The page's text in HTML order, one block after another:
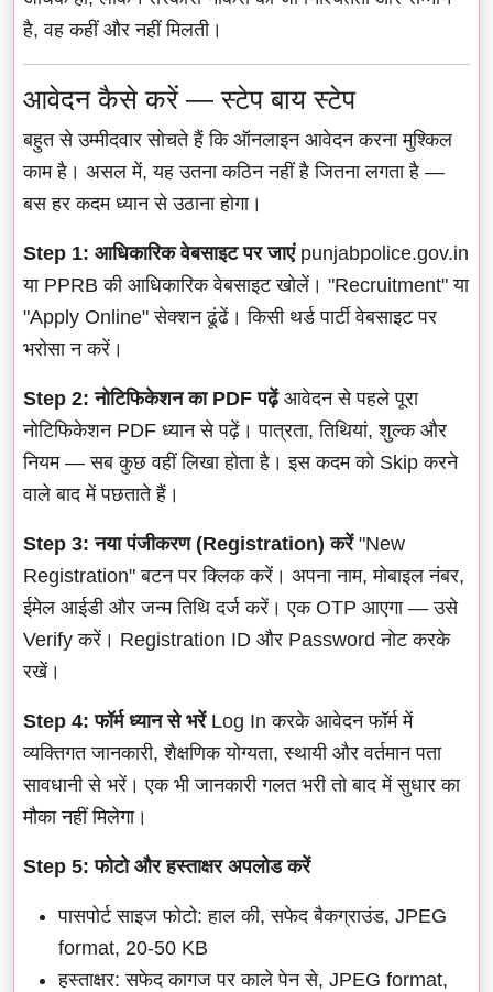
है, वह कहीं और नहीं मिलती।
आवेदन कैसे करें — स्टेप बाय स्टेप
बहुत से उम्मीदवार सोचते हैं कि ऑनलाइन आवेदन करना मुश्किल
काम है। असल में, यह उतना कठिन नहीं है जितना लगता है —
बस हर कदम ध्यान से उठाना होगा।
Step 1: आधिकारिक वेबसाइट पर जाएंpunjabpolice.gov.in
या PPRB की आधिकारिक वेबसाइट खोलें। "Recruitment" या
"Apply Online" सेक्शन ढूंढें। किसी थर्ड पार्टी वेबसाइट पर
भरोसा न करें।
Step 2: नोटिफिकेशन का PDF पढ़ेंआवेदन से पहले पूरा
नोटिफिकेशन PDF ध्यान से पढ़ें। पात्रता, तिथियां, शुल्क और
नियम — सब कुछ वहीं लिखा होता है। इस कदम को Skip करने
वाले बाद में पछताते हैं।
Step 3: नया पंजीकरण (Registration) करें"New
Registration" बटन पर क्लिक करें। अपना नाम, मोबाइल नंबर,
ईमेल आईडी और जन्म तिथि दर्ज करें। एक OTP आएगा — उसे
Verify करें। Registration ID और Password नोट करके
रखें।
Step 4: फॉर्म ध्यान से भरेंLog In करके आवेदन फॉर्म में
व्यक्तिगत जानकारी, शैक्षणिक योग्यता, स्थायी और वर्तमान पता
सावधानी से भरें। एक भी जानकारी गलत भरी तो बाद में सुधार का
मौका नहीं मिलेगा।
Step 5: फोटो और हस्ताक्षर अपलोड करें
पासपोर्ट साइज फोटो: हाल की, सफेद बैकग्राउंड, JPEG
format, 20-50 KB
हस्ताक्षर: सफेद कागज पर काले पेन से, JPEG format,